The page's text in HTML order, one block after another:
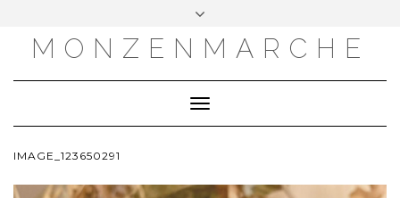
MONZENMARCHE
Toggle
Navigation
IMAGE_123650291